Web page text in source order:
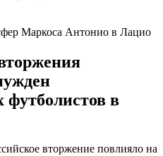
Маркоса Антонио в Лацио
футболистов в
вторжение повлияло на